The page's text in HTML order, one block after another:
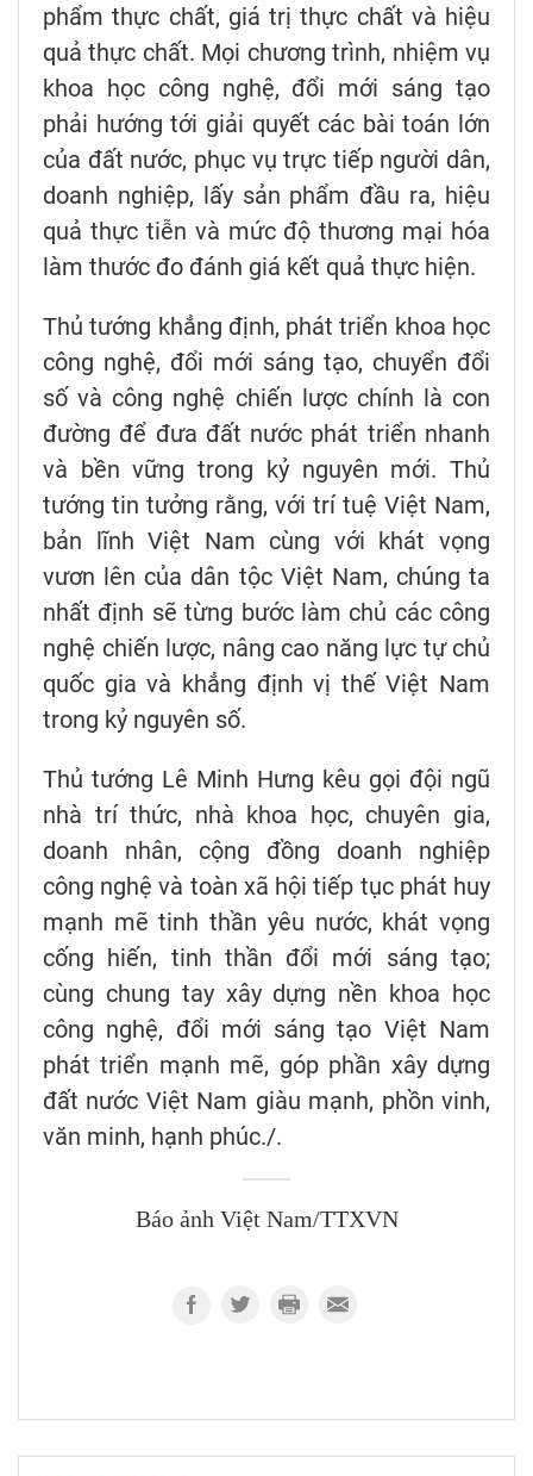
phẩm thực chất, giá trị thực chất và hiệu
quả thực chất. Mọi chương trình, nhiệm vụ
khoa học công nghệ, đổi mới sáng tạo
phải hướng tới giải quyết các bài toán lớn
của đất nước, phục vụ trực tiếp người dân,
doanh nghiệp, lấy sản phẩm đầu ra, hiệu
quả thực tiễn và mức độ thương mại hóa
làm thước đo đánh giá kết quả thực hiện.
Thủ tướng khẳng định, phát triển khoa học
công nghệ, đổi mới sáng tạo, chuyển đổi
số và công nghệ chiến lược chính là con
đường để đưa đất nước phát triển nhanh
và bền vững trong kỷ nguyên mới. Thủ
tướng tin tưởng rằng, với trí tuệ Việt Nam,
bản lĩnh Việt Nam cùng với khát vọng
vươn lên của dân tộc Việt Nam, chúng ta
nhất định sẽ từng bước làm chủ các công
nghệ chiến lược, nâng cao năng lực tự chủ
quốc gia và khẳng định vị thế Việt Nam
trong kỷ nguyên số.
Thủ tướng Lê Minh Hưng kêu gọi đội ngũ
nhà trí thức, nhà khoa học, chuyên gia,
doanh nhân, cộng đồng doanh nghiệp
công nghệ và toàn xã hội tiếp tục phát huy
mạnh mẽ tinh thần yêu nước, khát vọng
cống hiến, tinh thần đổi mới sáng tạo;
cùng chung tay xây dựng nền khoa học
công nghệ, đổi mới sáng tạo Việt Nam
phát triển mạnh mẽ, góp phần xây dựng
đất nước Việt Nam giàu mạnh, phồn vinh,
văn minh, hạnh phúc./.
Báo ảnh Việt Nam/TTXVN